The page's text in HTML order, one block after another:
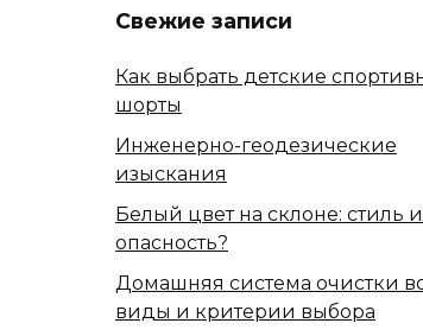
Свежие записи
Как выбрать детские
шорты
Инженерно-геодезические
изыскания
Белый цвет на склоне: стиль
опасность?
Домашняя система очистки
виды и критерии выбора